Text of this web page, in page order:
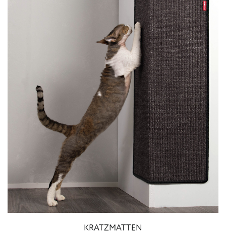
KRATZMATTEN